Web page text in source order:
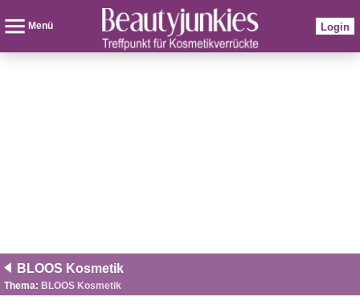
Menü Login
BLOOS Kosmetik
Thema: BLOOS Kosmetik